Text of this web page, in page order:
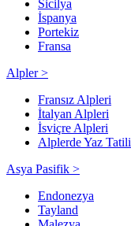
Sicilya
İspanya
Portekiz
Fransa
Alpler >
Fransız Alpleri
İtalyan Alpleri
İsviçre Alpleri
Alplerde Yaz Tatili
Asya Pasifik >
Endonezya
Tayland